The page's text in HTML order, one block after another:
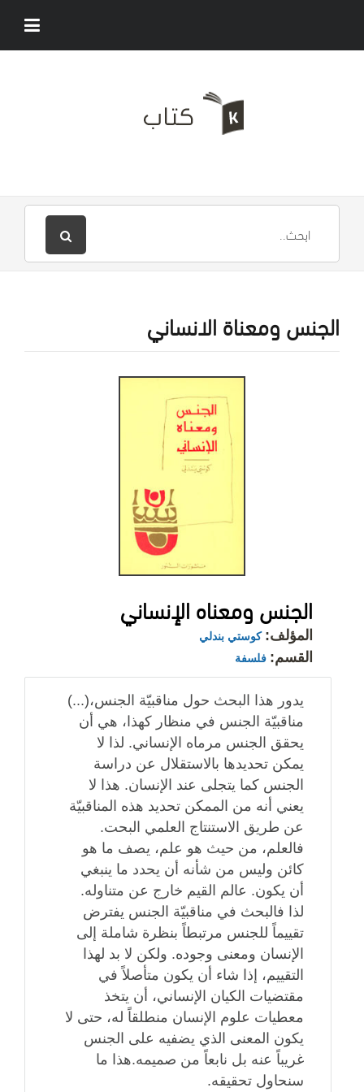
الجنس ومعناة الانساني
الجنس ومعناه الإنساني
المؤلف: كوستي بندلي
القسم: فلسفة
يدور هذا البحث حول مناقبيّة الجنس،(...)
مناقبيّة الجنس في منظار كهذا، هي أن
يحقق الجنس مرماه الإنساني. لذا لا
يمكن تحديدها بالاستقلال عن دراسة
الجنس كما يتجلى عند الإنسان. هذا لا
يعني أنه من الممكن تحديد هذه المناقبيّة
عن طريق الاستنتاج العلمي البحت.
فالعلم، من حيث هو علم، يصف ما هو
كائن وليس من شأنه أن يحدد ما ينبغي
أن يكون. عالم القيم خارج عن متناوله.
لذا فالبحث في مناقبيّة الجنس يفترض
تقييماً للجنس مرتبطاً بنظرة شاملة إلى
الإنسان ومعنى وجوده. ولكن لا بد لهذا
التقييم، إذا شاء أن يكون متأصلاً في
مقتضيات الكيان الإنساني، أن يتخذ
معطيات علوم الإنسان منطلقاً له، حتى لا
يكون المعنى الذي يضفيه على الجنس
غريباً عنه بل نابعاً من صميمه.هذا ما
سنحاول تحقيقه.